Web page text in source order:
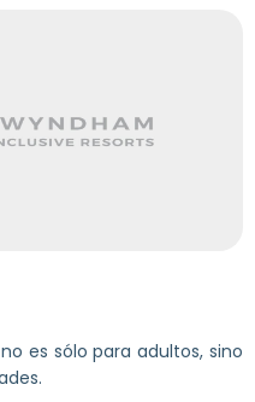
es sólo para adultos, sino